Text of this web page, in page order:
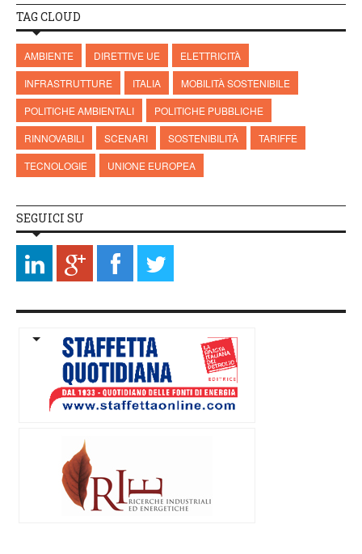
TAG CLOUD
AMBIENTE DIRETTIVE UE
ELETTRICITÀ
INFRASTRUTTURE
ITALIA
MOBILITÀ SOSTENIBILE
POLITICHE AMBIENTALI
POLITICHE PUBBLICHE
RINNOVABILI
SCENARI SOSTENIBILITÀ
TARIFFE
TECNOLOGIE
UNIONE EUROPEA
SEGUICI SU